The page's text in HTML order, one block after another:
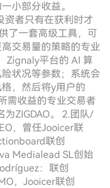
小部分收益。
资者只有在获利时才
了一套高级工具，可
交易量的策略的专业
Zignaly平台的 AI 算
状况等参数；系统会
，然后将y用户的
需收益的专业交易者
ZIGDAO。 2.团队/
，曾任Jooicer联
联创
Medialead SL创始
：联创
，Jooicer联创